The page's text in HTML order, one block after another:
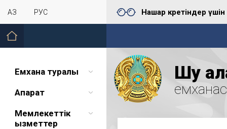
ҚАЗ РУС Нашар көретіндер үшін
Емхана туралы
Ақпарат
Мемлекеттік
қызметтер
Шу